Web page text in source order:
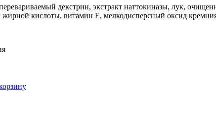
декстрин, экстракт наттокиназы, лук,
кислоты, витамин E, мелкодисперсный оксид